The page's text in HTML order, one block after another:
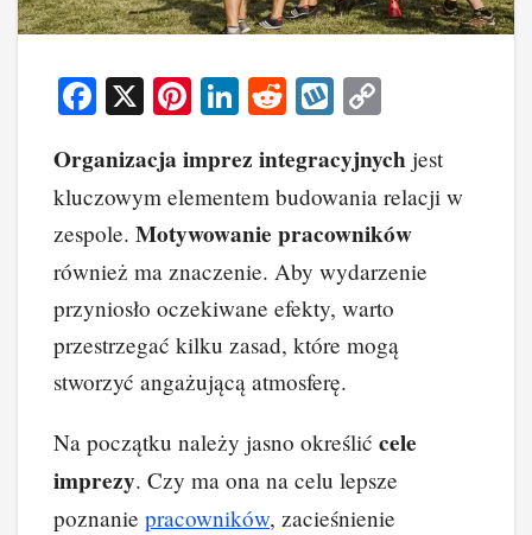
F
c
e
b
o
o
k
X
Pi
er
e
st
Li
k
e
dI
n
R
d
di
t
W
o
p
p
y
Li
n
k
Organizacja imprez integracyjnych jest
kluczowym elementem budowania relacji w
zespole. Motywowanie pracowników
również ma znaczenie. Aby wydarzenie
przyniosło oczekiwane efekty, warto
przestrzegać kilku zasad, które mogą
stworzyć angażującą atmosferę.
Na początku należy jasno określić cele
imprezy. Czy ma ona na celu lepsze
poznanie pracowników, zacieśnienie